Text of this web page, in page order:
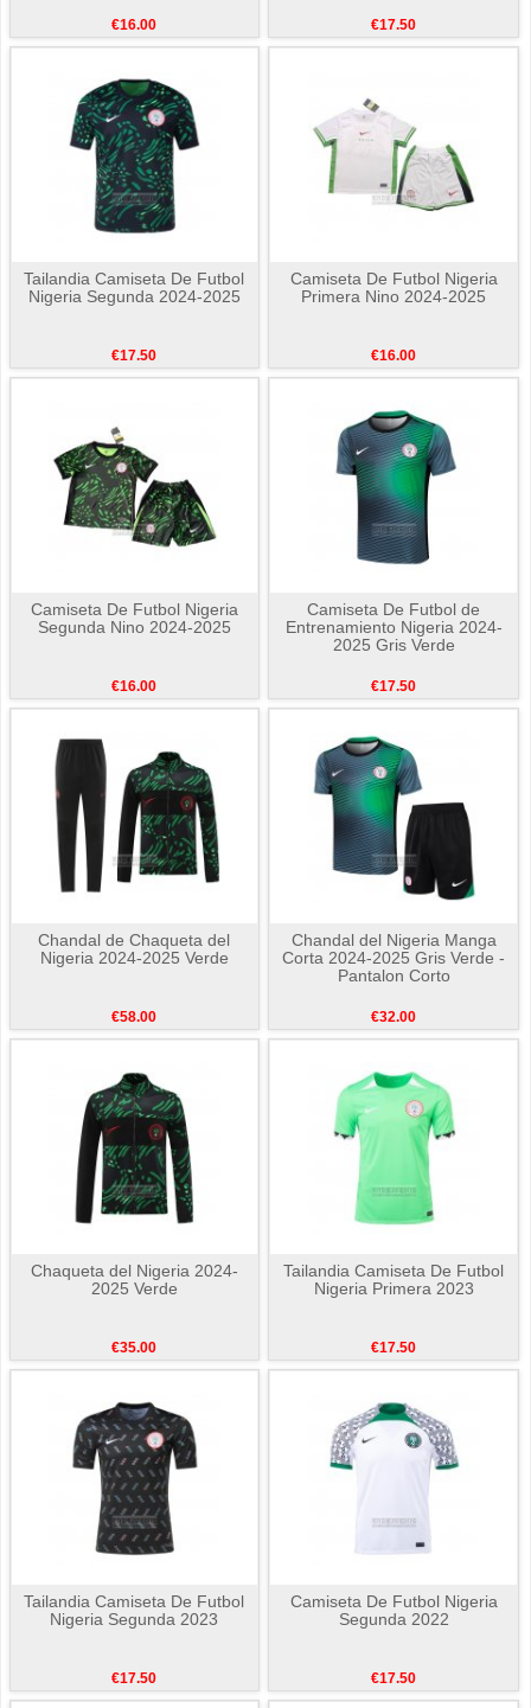
€16.00 €17.50
Tailandia Camiseta De Futbol
Nigeria Segunda 2024-2025
€17.50
Camiseta De Futbol Nigeria
Primera Nino 2024-2025
€16.00
Camiseta De Futbol Nigeria
Segunda Nino 2024-2025
€16.00
Camiseta De Futbol de
Entrenamiento Nigeria 2024-
2025 Gris Verde
€17.50
Chandal de Chaqueta del
Nigeria 2024-2025 Verde
€58.00
Chandal del Nigeria Manga
Corta 2024-2025 Gris Verde -
Pantalon Corto
€32.00
Chaqueta del Nigeria 2024-
2025 Verde
€35.00
Tailandia Camiseta De Futbol
Nigeria Primera 2023
€17.50
Tailandia Camiseta De Futbol
Nigeria Segunda 2023
€17.50
Camiseta De Futbol Nigeria
Segunda 2022
€17.50